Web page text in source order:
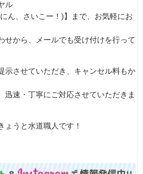
ル
にん、さいこー！)】まで、お気軽にお
せから、メールでも受け付けを行って
示させていただき、キャンセル料もか
迅速・丁寧にご対応させていただきま
ょうと水道職人です！